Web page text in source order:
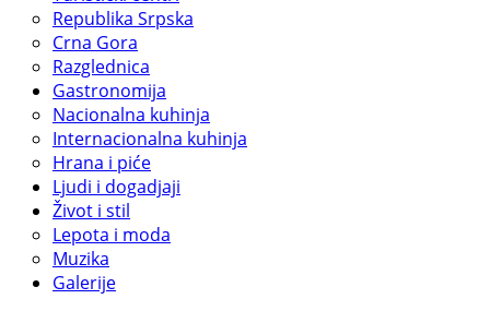
Republika Srpska
Crna Gora
Razglednica
Gastronomija
Nacionalna kuhinja
Internacionalna kuhinja
Hrana i piće
Ljudi i dogadjaji
Život i stil
Lepota i moda
Muzika
Galerije